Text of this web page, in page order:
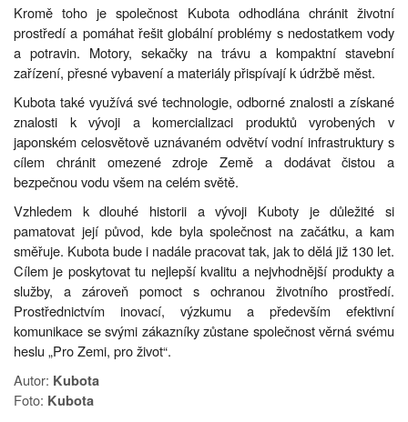
Kromě toho je společnost Kubota odhodlána chránit životní
prostředí a pomáhat řešit globální problémy s nedostatkem vody
a potravin. Motory, sekačky na trávu a kompaktní stavební
zařízení, přesné vybavení a materiály přispívají k údržbě měst.
Kubota také využívá své technologie, odborné znalosti a získané
znalosti k vývoji a komercializaci produktů vyrobených v
japonském celosvětově uznávaném odvětví vodní infrastruktury s
cílem chránit omezené zdroje Země a dodávat čistou a
bezpečnou vodu všem na celém světě.
Vzhledem k dlouhé historii a vývoji Kuboty je důležité si
pamatovat její původ, kde byla společnost na začátku, a kam
směřuje. Kubota bude i nadále pracovat tak, jak to dělá již 130 let.
Cílem je poskytovat tu nejlepší kvalitu a nejvhodnější produkty a
služby, a zároveň pomoct s ochranou životního prostředí.
Prostřednictvím inovací, výzkumu a především efektivní
komunikace se svými zákazníky zůstane společnost věrná svému
heslu „Pro Zemi, pro život“.
Autor: Kubota
Foto: Kubota